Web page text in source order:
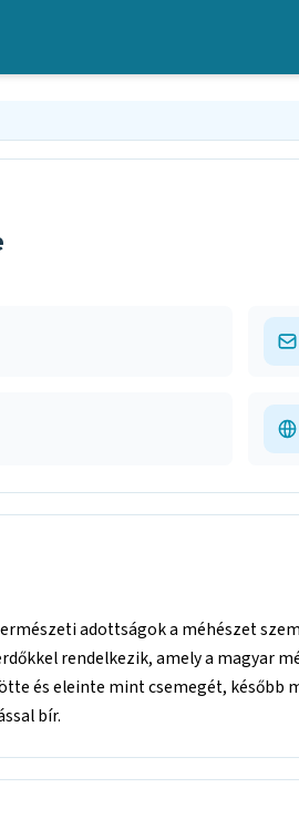
adottságok a méhészet
rendelkezik, amely a magyar
és eleinte mint csemegét,
bír.